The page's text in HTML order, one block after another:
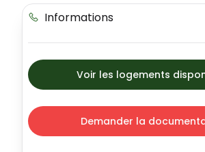
de logements, du studio au 5
attentes des futurs habitants.
Un emplacement pratique et
proximité des essentiels
Villa Cézanne vous offre tout le
urbaine tout en étant à l'orée de
naturelles. Gardanne, commune
Bouches-du-Rhône, dispose de
commodités nécessaires :
Informations
Voir les logements
Demander la